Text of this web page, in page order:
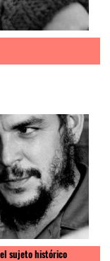
sujeto histórico